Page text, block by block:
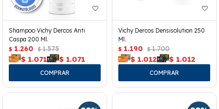
Shampoo Vichy Dercos Anti
Caspa 200 Ml.
$ 1.260 $ 1.575
$ 1.071 $ 1.071
Vichy Dercos Densisolution 250
Ml.
$ 1.190 $ 1.700
$ 1.012 $ 1.012